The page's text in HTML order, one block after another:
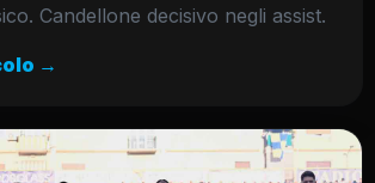
Candellone decisivo negli assist.
→